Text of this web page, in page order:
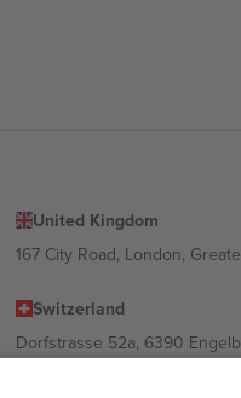
United Kingdom
167 City Road, London,
Switzerland
Dorfstrasse 52a, 6390